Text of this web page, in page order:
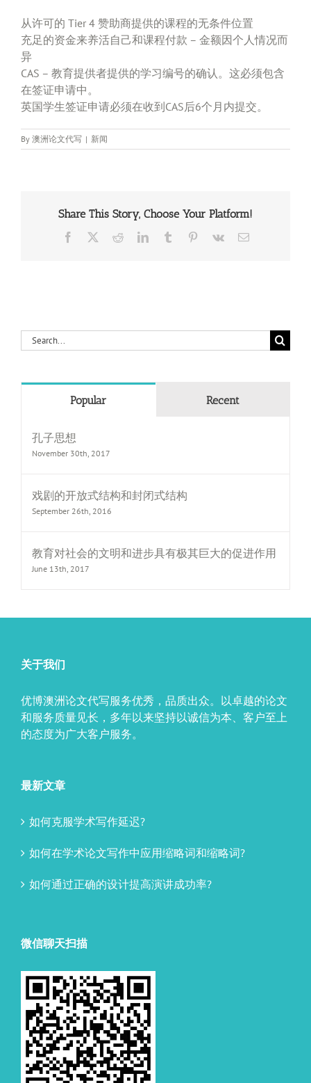
从许可的 Tier 4 赞助商提供的课程的无条件位置
充足的资金来养活自己和课程付款 – 金额因个人情况而
异
CAS – 教育提供者提供的学习编号的确认。这必须包含
在签证申请中。
英国学生签证申请必须在收到CAS后6个月内提交。
By 澳洲论文代写 | 新闻
Share This Story, Choose Your Platform!
Facebook RedditLinkedInTumblr Pinterest
Vk Email
Search
for:
Popular Recent
孔子思想
November 30th, 2017
戏剧的开放式结构和封闭式结构
September 26th, 2016
教育对社会的文明和进步具有极其巨大的促进作用
June 13th, 2017
关于我们
优博澳洲论文代写服务优秀，品质出众。以卓越的论文
和服务质量见长，多年以来坚持以诚信为本、客户至上
的态度为广大客户服务。
最新文章
如何克服学术写作延迟?
如何在学术论文写作中应用缩略词和缩略词?
如何通过正确的设计提高演讲成功率?
微信聊天扫描